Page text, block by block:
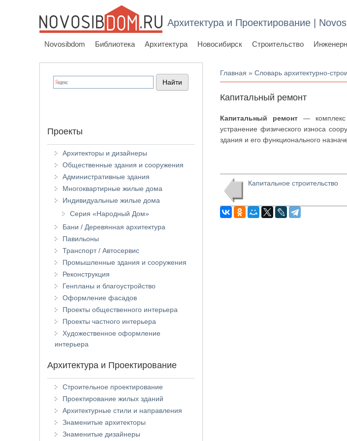
Архитектура и Проектирование |
Novosibdom Библиотека Архитектура Новосибирск Строительство
Вы здесь
Главная »Словарь архитектурно-
Капитальный ремонт
Капитальный ремонт — комплекс
устранение физического износа
здания и его функционального
Капитальное строительство
Проекты
Архитекторы и дизайнеры
Общественные здания и сооружения
Административные здания
Многоквартирные жилые дома
Индивидуальные жилые дома
Серия «Народный Дом»
Бани / Деревянная архитектура
Павильоны
Транспорт / Автосервис
Промышленные здания и сооружения
Реконструкция
Генпланы и благоустройство
Оформление фасадов
Проекты общественного интерьера
Проекты частного интерьера
Художественное оформление
интерьера
Архитектура и Проектирование
Строительное проектирование
Проектирование жилых зданий
Архитектурные стили и направления
Знаменитые архитекторы
Знаменитые дизайнеры